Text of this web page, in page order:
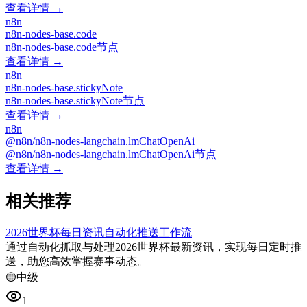
查看详情 →
n8n
n8n-nodes-base.code
n8n-nodes-base.code节点
查看详情 →
n8n
n8n-nodes-base.stickyNote
n8n-nodes-base.stickyNote节点
查看详情 →
n8n
@n8n/n8n-nodes-langchain.lmChatOpenAi
@n8n/n8n-nodes-langchain.lmChatOpenAi节点
查看详情 →
相关推荐
2026世界杯每日资讯自动化推送工作流
通过自动化抓取与处理2026世界杯最新资讯，实现每日定时推
送，助您高效掌握赛事动态。
🟡中级
1